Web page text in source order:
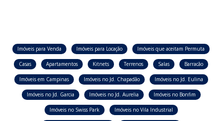
Imóveis para Venda Imóveis para Locação Imóveis que aceitam Permuta
Casas Apartamentos Kitnets Terrenos Salas Barracão
Imóveis em Campinas Imóveis no Jd. Chapadão Imóveis no Jd. Eulina
Imóveis no Jd. Garcia Imóveis no Jd. Aurelia Imóveis no Bonfim
Imóveis no Swiss Park Imóveis no Vila Industrial